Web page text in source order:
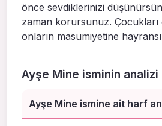
önce sevdiklerinizi
zaman korursunuz.
onların masumiyetine
Ayşe Mine isminin analizi
Ayşe Mine ismine ait harf